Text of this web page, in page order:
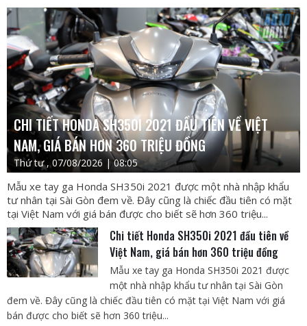
CHI TIẾT HONDA SH350I 2021 ĐẦU TIÊN VỀ VIỆT
NAM, GIÁ BÁN HƠN 360 TRIỆU ĐỒNG
Thứ tư , 07/08/2026 | 08:05
Mẫu xe tay ga Honda SH350i 2021 được một nhà nhập khẩu
tư nhân tại Sài Gòn đem về. Đây cũng là chiếc đầu tiên có mặt
tại Việt Nam với giá bán được cho biết sẽ hơn 360 triệu...
Chi tiết Honda SH350i 2021 đầu tiên về
Việt Nam, giá bán hơn 360 triệu đồng
Mẫu xe tay ga Honda SH350i 2021 được
một nhà nhập khẩu tư nhân tại Sài Gòn
đem về. Đây cũng là chiếc đầu tiên có mặt tại Việt Nam với giá
bán được cho biết sẽ hơn 360 triệu...